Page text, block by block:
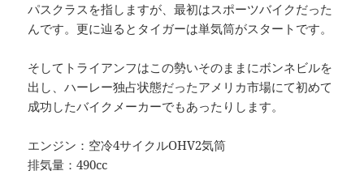
パスクラスを指しますが、最初はスポーツバイクだった
んです。更に辿るとタイガーは単気筒がスタートです。
そしてトライアンフはこの勢いそのままにボンネビルを
出し、ハーレー独占状態だったアメリカ市場にて初めて
成功したバイクメーカーでもあったりします。
エンジン：空冷4サイクルOHV2気筒
排気量：490cc